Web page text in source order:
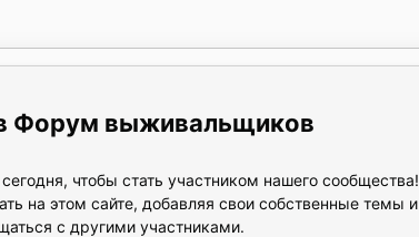
Форум выживальщиков
чтобы стать участником нашего сообщества!
на этом сайте, добавляя свои собственные темы и
с другими участниками.